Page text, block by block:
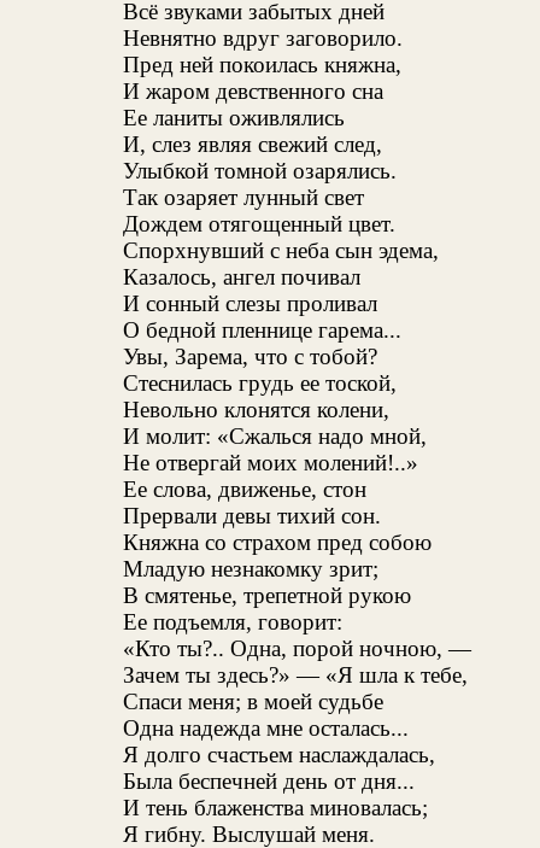
Всё звуками забытых дней
Невнятно вдруг заговорило.
Пред ней покоилась княжна,
И жаром девственного сна
Ее ланиты оживлялись
И, слез являя свежий след,
Улыбкой томной озарялись.
Так озаряет лунный свет
Дождем отягощенный цвет.
Спорхнувший с неба сын эдема,
Казалось, ангел почивал
И сонный слезы проливал
О бедной пленнице гарема...
Увы, Зарема, что с тобой?
Стеснилась грудь ее тоской,
Невольно клонятся колени,
И молит: «Сжалься надо мной,
Не отвергай моих молений!..»
Ее слова, движенье, стон
Прервали девы тихий сон.
Княжна со страхом пред собою
Младую незнакомку зрит;
В смятенье, трепетной рукою
Ее подъемля, говорит:
«Кто ты?.. Одна, порой ночною, —
Зачем ты здесь?» — «Я шла к тебе,
Спаси меня; в моей судьбе
Одна надежда мне осталась...
Я долго счастьем наслаждалась,
Была беспечней день от дня...
И тень блаженства миновалась;
Я гибну. Выслушай меня.